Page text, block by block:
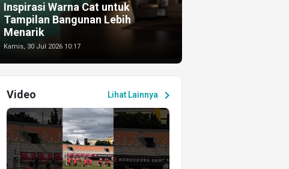
Inspirasi Warna Cat untuk
Tampilan Bangunan Lebih
Menarik
Kamis, 30 Jul 2026 10:17
Lihat Lainnya chevron_right
Video